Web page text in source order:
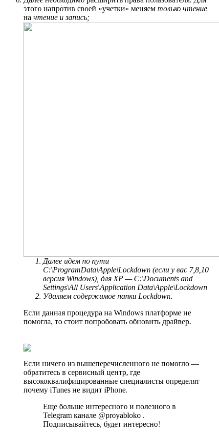
этого напротив своей «учетки» меняем только чтение
на чтение и запись;
Далее идем по пути
C:\ProgramData\Apple\Lockdown (если у вас 7,8,10
версия Windows), для ХP — C:\Documents and
Settings\All Users\Application Data\Apple\Lockdown
Удаляем содержимое папки Lockdown.
Если данная процедура на Windows платформе не
помогла, то стоит попробовать обновить драйвер.
Если ничего из вышеперечисленного не помогло —
обратитесь в сервисный центр, где
высококвалифицированные специалисты определят
почему iTunes не видит iPhone.
Еще больше интересного и полезного в
Telegram канале @proyabloko .
Подписывайтесь, будет интересно!